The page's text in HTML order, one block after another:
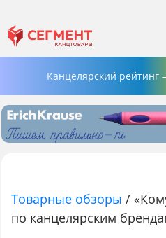
Канцелярский рейтинг
Товарные обзоры /
по канцелярским